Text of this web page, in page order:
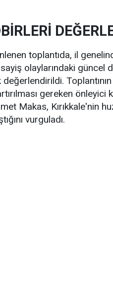
toplantıda, il
olaylarındaki güncel
gereken
Makas, Kırıkkale'nin
vurguladı.